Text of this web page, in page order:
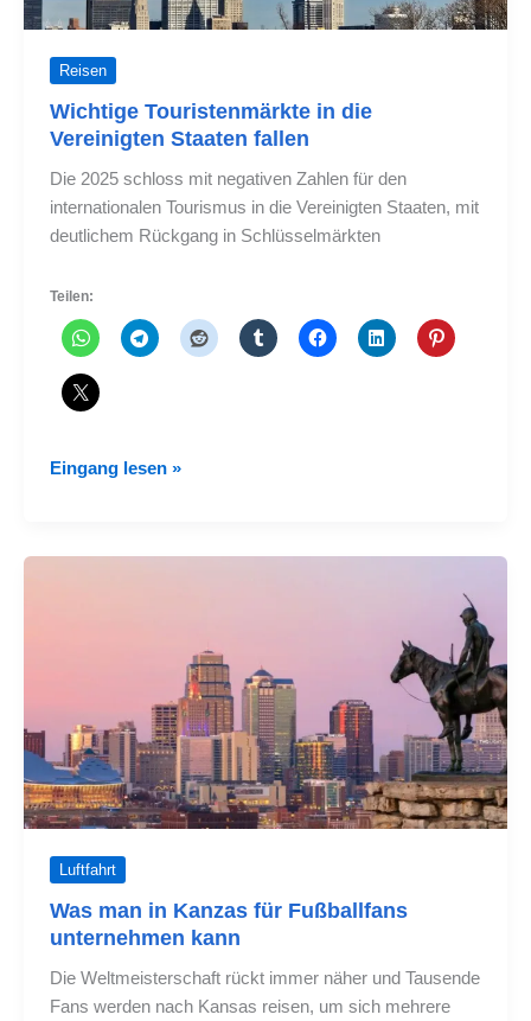
Reisen
Wichtige Touristenmärkte in die
Vereinigten Staaten fallen
Die 2025 schloss mit negativen Zahlen für den
internationalen Tourismus in die Vereinigten Staaten, mit
deutlichem Rückgang in Schlüsselmärkten
Teilen:
Wichtige
die
Eingang lesen »
Luftfahrt
Was man in Kanzas für Fußballfans
unternehmen kann
Die Weltmeisterschaft rückt immer näher und Tausende
Fans werden nach Kansas reisen, um sich mehrere